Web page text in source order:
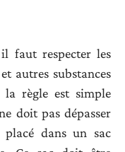
faut respecter les
autres substances
la règle est simple
doit pas dépasser
dans un sac